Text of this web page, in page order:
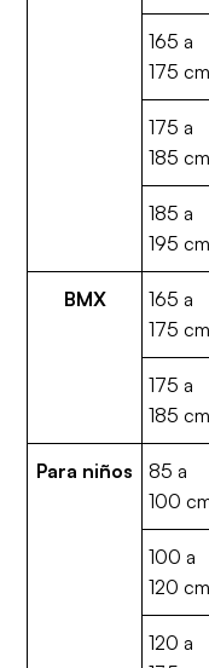
165 a
175 cm
175 a
185 cm
185 a
195 cm
BMX
165 a
175 cm
175 a
185 cm
Para niños
85 a
100
100 a
120 cm
120 a